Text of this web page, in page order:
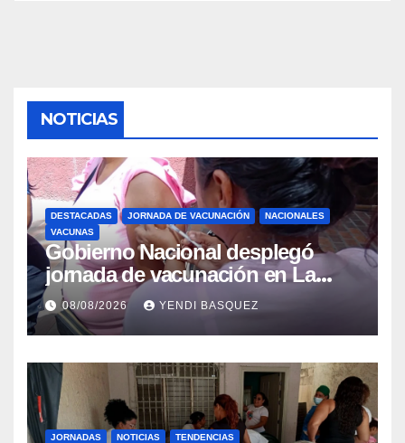
NOTICIAS
DESTACADAS JORNADA DE VACUNACIÓN
NACIONALES
VACUNAS
Gobierno Nacional desplegó
jornada de vacunación en La
Guaira para garantizar protección
epidemiológica
08/08/2026 YENDI BASQUEZ
JORNADAS NOTICIAS TENDENCIAS